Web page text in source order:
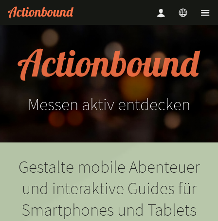
Messen aktiv entdecken
Gestalte mobile Abenteuer
und interaktive Guides für
Smartphones und Tablets